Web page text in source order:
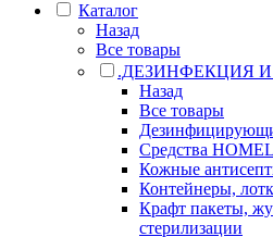
Каталог
Назад
Все товары
.ДЕЗИНФЕКЦИЯ
Назад
Все товары
Средства
Кожные
Контейнеры,
Крафт пакеты,
стерилизации